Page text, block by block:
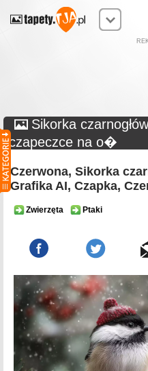
Sikorka
czapeczce na o�
Czerwona, Sikorka
Grafika AI, Czapka,
Zwierzęta Ptaki